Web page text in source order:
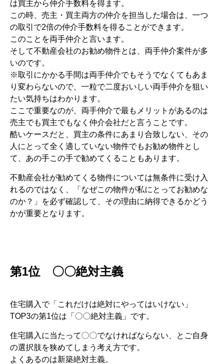
は買主から仲介手数料を得ます。
この時、売主・買主両方の仲介を担当した場合は、一つ
の取引で2倍の仲介手数料を得ることができます。
このことを両手仲介と言います。
そして不動産会社のお勧め物件とは、両手仲介案件が多
いのです。
※取引にかかる手間は両手仲介でもそうでなくてもあま
り変わらないので、一粒で二度おいしい両手仲介を狙い
たい気持ちはわかります。
ここで重要なのが、両手仲介で最もメリットがあるのは
売主でも買主でもなく仲介会社だと言うことです。
酷いケースだと、買主の条件にあまり合致しない、その
人にとって全く適していない物件でもお勧め物件とし
て、あの手この手で勧めてくることもあります。
不動産会社が勧めてくる物件については無条件に受け入
れるのではなく、「なぜこの物件が私にとってお勧めな
のか？」を必ず確認して、その理由に納得できるかどう
かが重要となります。
第1位 〇〇絶対主義
住宅購入で「これだけは絶対にやってはいけない」
TOP3の第1位は「〇〇絶対主義」です。
住宅購入に当たって〇〇でなければならない、とご自身
の選択肢を狭めてしまう考え方です。
よくあるのは新築絶対主義。